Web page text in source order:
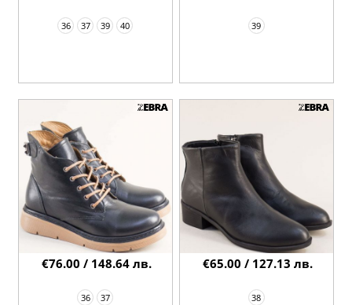
36 37 39 40 39
36 37
€76.00 / 148.64 лв.
38
€65.00 / 127.13 лв.